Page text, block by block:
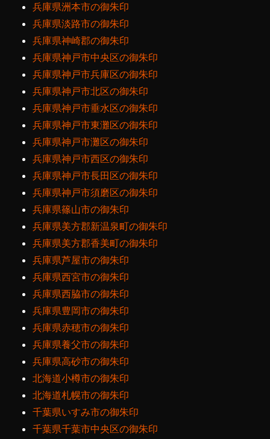
兵庫県洲本市の御朱印
兵庫県淡路市の御朱印
兵庫県神崎郡の御朱印
兵庫県神戸市中央区の御朱印
兵庫県神戸市兵庫区の御朱印
兵庫県神戸市北区の御朱印
兵庫県神戸市垂水区の御朱印
兵庫県神戸市東灘区の御朱印
兵庫県神戸市灘区の御朱印
兵庫県神戸市西区の御朱印
兵庫県神戸市長田区の御朱印
兵庫県神戸市須磨区の御朱印
兵庫県篠山市の御朱印
兵庫県美方郡新温泉町の御朱印
兵庫県美方郡香美町の御朱印
兵庫県芦屋市の御朱印
兵庫県西宮市の御朱印
兵庫県西脇市の御朱印
兵庫県豊岡市の御朱印
兵庫県赤穂市の御朱印
兵庫県養父市の御朱印
兵庫県高砂市の御朱印
北海道小樽市の御朱印
北海道札幌市の御朱印
千葉県いすみ市の御朱印
千葉県千葉市中央区の御朱印